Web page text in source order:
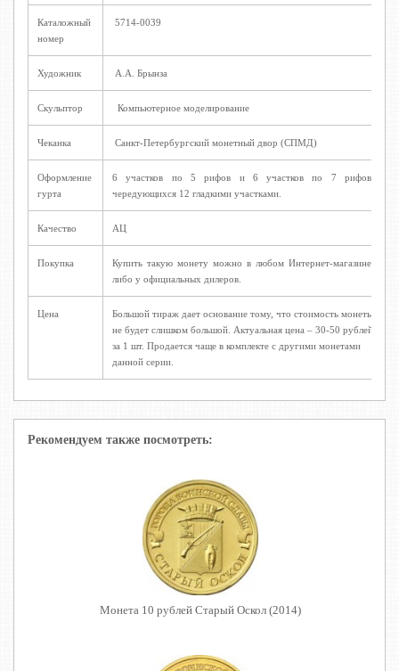
Каталожный
номер
5714-0039
Художник А.А. Брынза
Скульптор Компьютерное моделирование
Чеканка Санкт-Петербургский монетный двор (СПМД)
Оформление
гурта
6 участков по 5 рифов и 6 участков по 7 рифов,
чередующихся 12 гладкими участками.
Качество АЦ
Покупка
Купить такую монету можно в любом Интернет-магазине,
либо у официальных дилеров.
Цена
Большой тираж дает основание тому, что стоимость монеты
не будет слишком большой. Актуальная цена – 30-50 рублей
за 1 шт. Продается чаще в комплекте с другими монетами
данной серии.
Рекомендуем также посмотреть:
Монета 10 рублей Старый Оскол (2014)